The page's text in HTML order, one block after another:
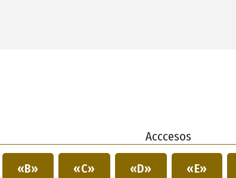
Acccesos
«B» «C» «D» «E»